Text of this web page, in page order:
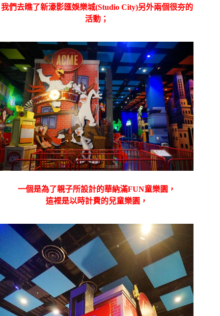
我們去瞧了新濠影匯娛樂城(Studio City)另外兩個很夯的
活動；
一個是為了親子所設計的華納滿FUN童樂園，
這裡是以時計費的兒童樂園，